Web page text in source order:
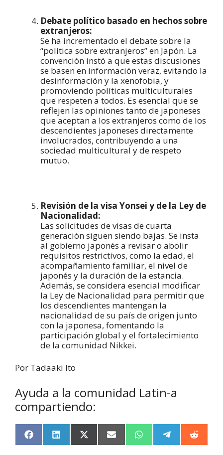
Debate político basado en hechos sobre
extranjeros:
Se ha incrementado el debate sobre la
“política sobre extranjeros” en Japón. La
convención instó a que estas discusiones
se basen en información veraz, evitando la
desinformación y la xenofobia, y
promoviendo políticas multiculturales
que respeten a todos. Es esencial que se
reflejen las opiniones tanto de japoneses
que aceptan a los extranjeros como de los
descendientes japoneses directamente
involucrados, contribuyendo a una
sociedad multicultural y de respeto
mutuo.
Revisión de la visa Yonsei y de la Ley de
Nacionalidad:
Las solicitudes de visas de cuarta
generación siguen siendo bajas. Se insta
al gobierno japonés a revisar o abolir
requisitos restrictivos, como la edad, el
acompañamiento familiar, el nivel de
japonés y la duración de la estancia.
Además, se considera esencial modificar
la Ley de Nacionalidad para permitir que
los descendientes mantengan la
nacionalidad de su país de origen junto
con la japonesa, fomentando la
participación global y el fortalecimiento
de la comunidad Nikkei.
Por Tadaaki Ito
Ayuda a la comunidad Latin-a
compartiendo:
F
a
L
i
X
(
E
m
W
h e
R
e